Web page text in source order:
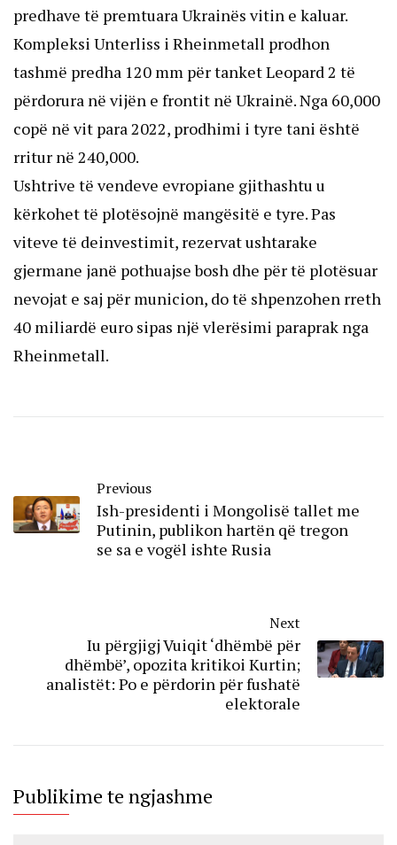
predhave të premtuara Ukrainës vitin e kaluar.
Kompleksi Unterliss i Rheinmetall prodhon
tashmë predha 120 mm për tanket Leopard 2 të
përdorura në vijën e frontit në Ukrainë. Nga 60,000
copë në vit para 2022, prodhimi i tyre tani është
rritur në 240,000.
Ushtrive të vendeve evropiane gjithashtu u
kërkohet të plotësojnë mangësitë e tyre. Pas
viteve të deinvestimit, rezervat ushtarake
gjermane janë pothuajse bosh dhe për të plotësuar
nevojat e saj për municion, do të shpenzohen rreth
40 miliardë euro sipas një vlerësimi paraprak nga
Rheinmetall.
Previous
Ish-presidenti i Mongolisë tallet me
Putinin, publikon hartën që tregon
se sa e vogël ishte Rusia
Next
Iu përgjigj Vuҫiqit ‘dhëmbë për
dhëmbë’, opozita kritikoi Kurtin;
analistët: Po e përdorin për fushatë
elektorale
Publikime te ngjashme